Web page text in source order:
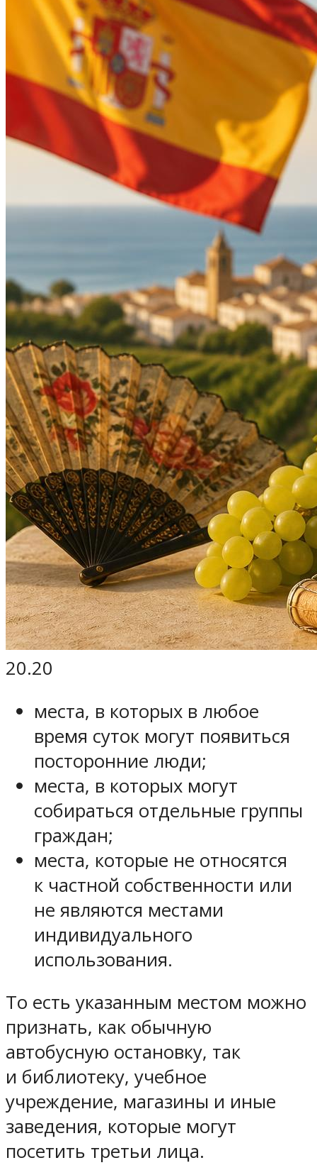
20.20
места, в которых в любое
время суток могут появиться
посторонние люди;
места, в которых могут
собираться отдельные группы
граждан;
места, которые не относятся
к частной собственности или
не являются местами
индивидуального
использования.
То есть указанным местом можно
признать, как обычную
автобусную остановку, так
и библиотеку, учебное
учреждение, магазины и иные
заведения, которые могут
посетить третьи лица.